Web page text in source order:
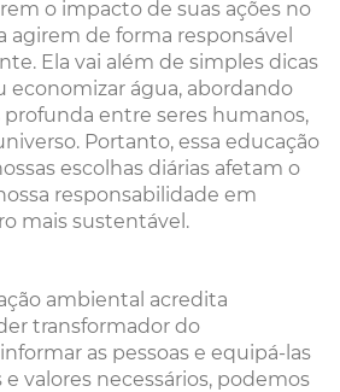
o impacto de suas ações no
agirem de forma responsável
Ela vai além de simples dicas
economizar água, abordando
entre seres humanos,
Portanto, essa educação
escolhas diárias afetam o
responsabilidade em
mais sustentável.
ambiental acredita
transformador do
as pessoas e equipá-las
valores necessários, podemos